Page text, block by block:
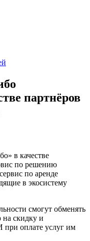
партнёров
в качестве
по решению
по аренде
в экосистему
смогут обменять
скидку и
при оплате услуг им